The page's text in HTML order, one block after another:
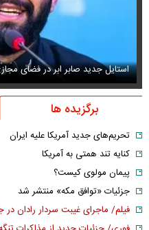
استایل جدید صابر ابر در فضای
برگزیده ها
تحریم‌های جدید آمریکا علیه ایران
کنایه تند همتی به آمریکا
پیمان مولوی کیست؟
جزئیات «توافق مکه» منتشر شد
فیلم/ ماجرای غیبت سردار رادان